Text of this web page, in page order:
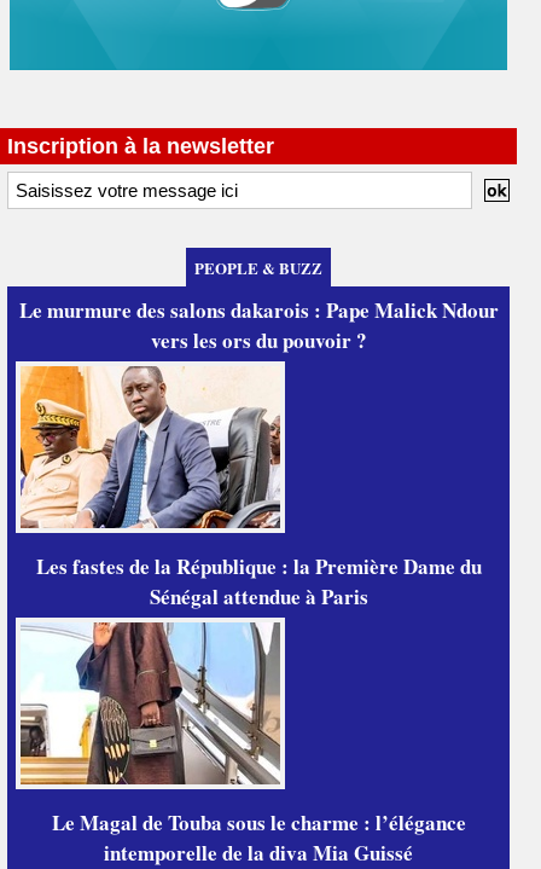
Inscription à la newsletter
PEOPLE & BUZZ
Le murmure des salons dakarois : Pape Malick Ndour
vers les ors du pouvoir ?
Les fastes de la République : la Première Dame du
Sénégal attendue à Paris
Le Magal de Touba sous le charme : l’élégance
intemporelle de la diva Mia Guissé